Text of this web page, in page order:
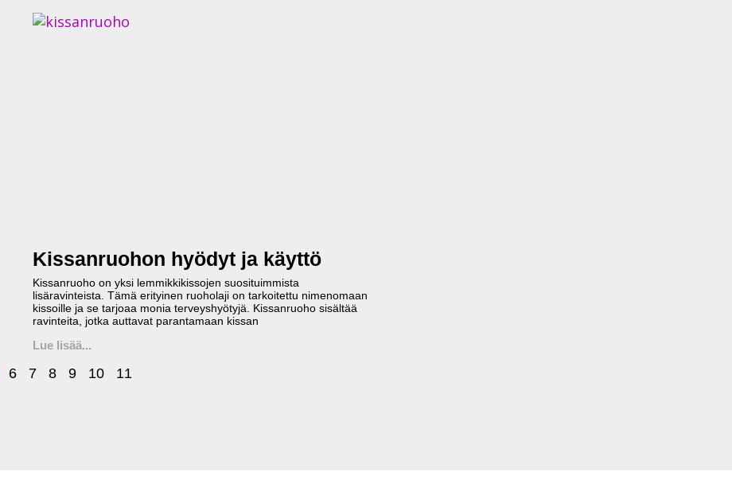
Kissanruohon hyödyt ja käyttö
Kissanruoho on yksi lemmikkikissojen suosituimmista
lisäravinteista. Tämä erityinen ruoholaji on tarkoitettu nimenomaan
kissoille ja se tarjoaa monia terveyshyötyjä. Kissanruoho sisältää
ravinteita, jotka auttavat parantamaan kissan
Lue lisää...
6 7 8 9 10 11